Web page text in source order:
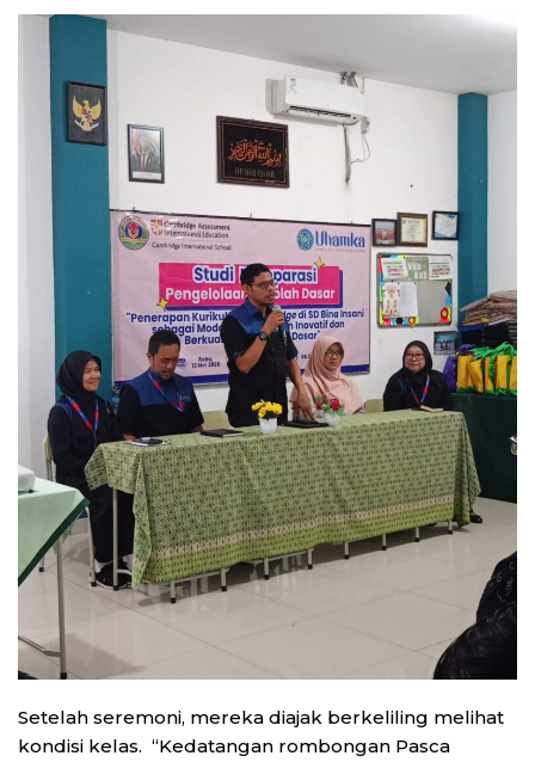
Setelah seremoni, mereka diajak berkeliling melihat
kondisi kelas. “Kedatangan rombongan Pasca